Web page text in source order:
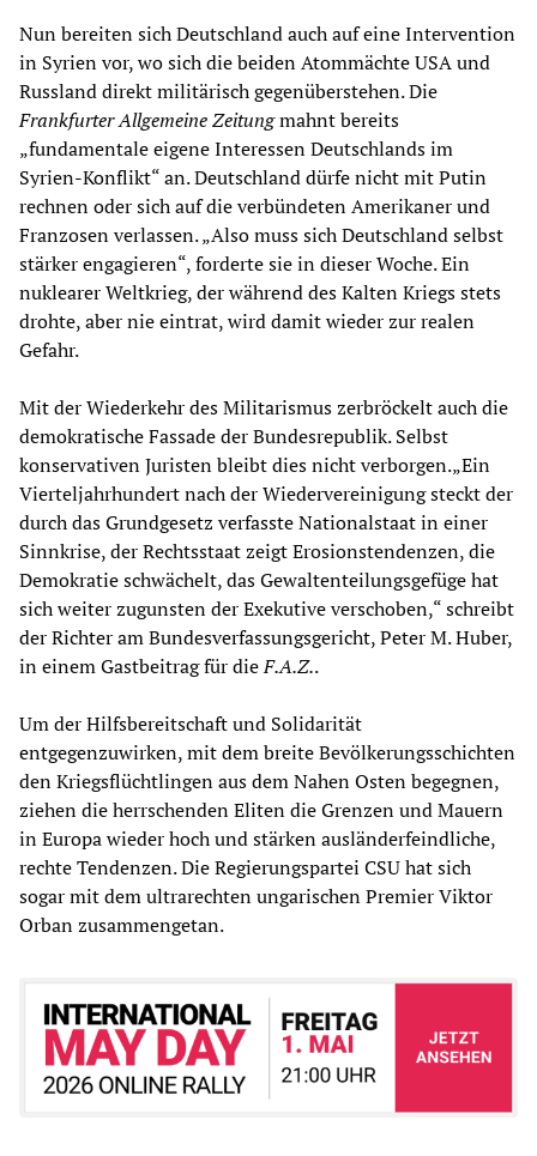
Nun bereiten sich Deutschland auch auf eine Intervention
in Syrien vor, wo sich die beiden Atommächte USA und
Russland direkt militärisch gegenüberstehen. Die
Frankfurter Allgemeine Zeitungmahnt bereits
„fundamentale eigene Interessen Deutschlands im
Syrien-Konflikt“ an. Deutschland dürfe nicht mit Putin
rechnen oder sich auf die verbündeten Amerikaner und
Franzosen verlassen. „Also muss sich Deutschland selbst
stärker engagieren“, forderte sie in dieser Woche. Ein
nuklearer Weltkrieg, der während des Kalten Kriegs stets
drohte, aber nie eintrat, wird damit wieder zur realen
Gefahr.
Mit der Wiederkehr des Militarismus zerbröckelt auch die
demokratische Fassade der Bundesrepublik. Selbst
konservativen Juristen bleibt dies nicht verborgen.„Ein
Vierteljahrhundert nach der Wiedervereinigung steckt der
durch das Grundgesetz verfasste Nationalstaat in einer
Sinnkrise, der Rechtsstaat zeigt Erosionstendenzen, die
Demokratie schwächelt, das Gewaltenteilungsgefüge hat
sich weiter zugunsten der Exekutive verschoben,“ schreibt
der Richter am Bundesverfassungsgericht, Peter M. Huber,
in einem Gastbeitrag für dieF.A.Z..
Um der Hilfsbereitschaft und Solidarität
entgegenzuwirken, mit dem breite Bevölkerungsschichten
den Kriegsflüchtlingen aus dem Nahen Osten begegnen,
ziehen die herrschenden Eliten die Grenzen und Mauern
in Europa wieder hoch und stärken ausländerfeindliche,
rechte Tendenzen. Die Regierungspartei CSU hat sich
sogar mit dem ultrarechten ungarischen Premier Viktor
Orban zusammengetan.